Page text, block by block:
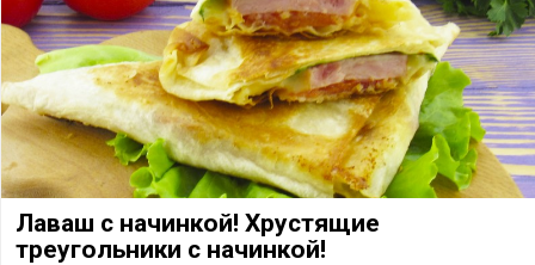
Лаваш с начинкой! Хрустящие
треугольники с начинкой!